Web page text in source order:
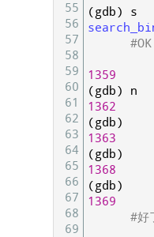
55
56
57
58
59
60
61
62
63
64
65
66
67
68
69
(gdb)
s
1359
(gdb)
n
1362
(gdb)
1363
(gdb)
1368
(gdb)
1369
#好